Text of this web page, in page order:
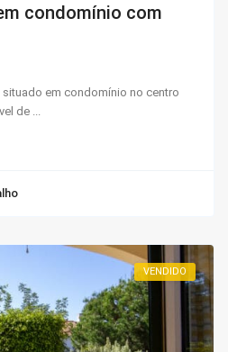
condomínio com
em condomínio no centro
de
VENDIDO